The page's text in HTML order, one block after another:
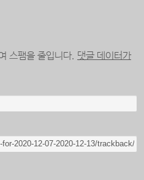
스팸을 줄입니다. 댓글 데이터가